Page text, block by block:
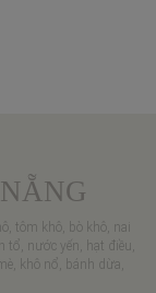
tôm khô, bò khô, nai
tổ, nước yến, hạt điều,
khô nổ, bánh dừa,